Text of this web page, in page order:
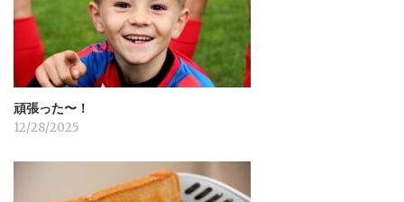
ン
頑張った〜！
12/28/2025